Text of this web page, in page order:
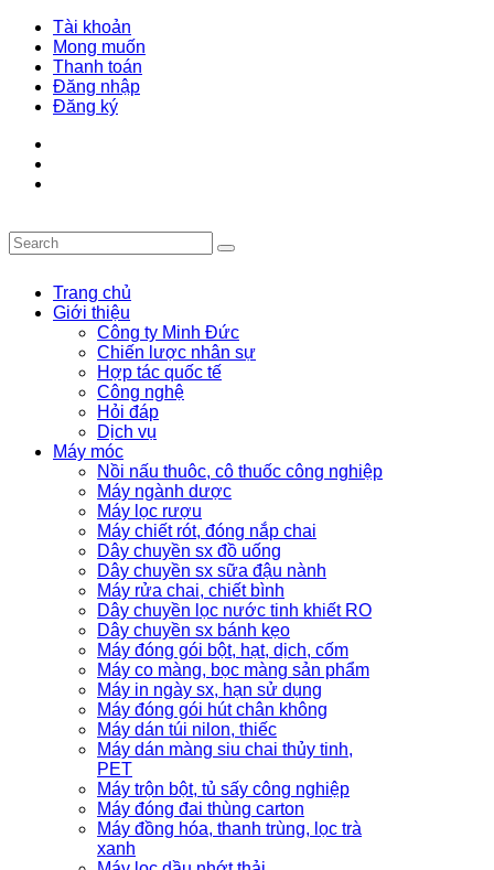
Tài khoản
Mong muốn
Thanh toán
Đăng nhập
Đăng ký
Trang chủ
Giới thiệu
Công ty Minh Đức
Chiến lược nhân sự
Hợp tác quốc tế
Công nghệ
Hỏi đáp
Dịch vụ
Máy móc
Nồi nấu thuôc, cô thuốc công nghiệp
Máy ngành dược
Máy lọc rượu
Máy chiết rót, đóng nắp chai
Dây chuyền sx đồ uống
Dây chuyền sx sữa đậu nành
Máy rửa chai, chiết bình
Dây chuyền lọc nước tinh khiết RO
Dây chuyền sx bánh kẹo
Máy đóng gói bột, hạt, dịch, cốm
Máy co màng, bọc màng sản phẩm
Máy in ngày sx, hạn sử dụng
Máy đóng gói hút chân không
Máy dán túi nilon, thiếc
Máy dán màng siu chai thủy tinh,
PET
Máy trộn bột, tủ sấy công nghiệp
Máy đóng đai thùng carton
Máy đồng hóa, thanh trùng, lọc trà
xanh